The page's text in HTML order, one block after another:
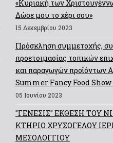
«Κυριακή των
Δώσε μου το χέρι σου»
15 Δεκεμβρίου 2023
Πρόσκληση συμμετοχής,
προετοιμασίας τοπικών
και παραγωγών προϊόντων
Summer Fancy Food Show
05 Ιουνίου 2023
"ΓΕΝΕΣΙΣ" ΕΚΘΕΣΗ ΤΟΥ
ΚΤΗΡΙΟ ΧΡΥΣΟΓΕΛΟΥ
ΜΕΣΟΛΟΓΓΙΟΥ